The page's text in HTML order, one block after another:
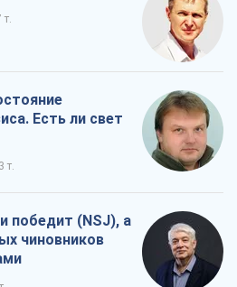
т.
Есть ли свет
т.
победит (NSJ), а
чиновников